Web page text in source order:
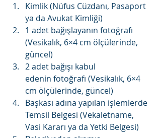
Kimlik (Nüfus Cüzdanı, Pasaport
ya da Avukat Kimliği)
1 adet bağışlayanın fotoğrafı
(Vesikalık, 6×4 cm ölçülerinde,
güncel)
2 adet bağışı kabul
edenin fotoğrafı (Vesikalık, 6×4
cm ölçülerinde, güncel)
Başkası adına yapılan işlemlerde
Temsil Belgesi (Vekaletname,
Vasi Kararı ya da Yetki Belgesi)